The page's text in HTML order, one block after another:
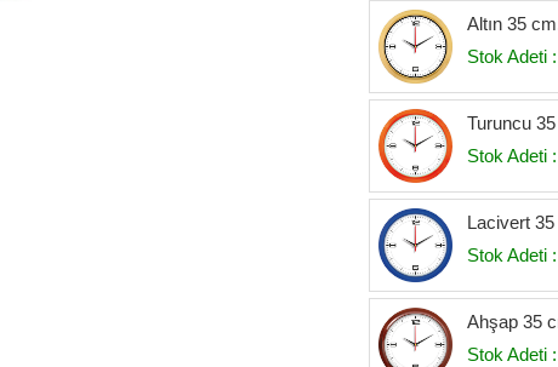
Altın 35
Stok Adeti
Turuncu
Stok Adeti
Lacivert
Stok Adeti
Ahşap 35
Stok Adeti